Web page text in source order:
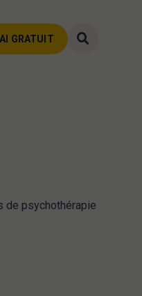
GRATUIT
GRATUIT
de psychothérapie